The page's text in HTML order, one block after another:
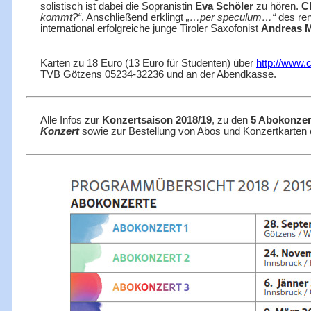
solistisch ist dabei die Sopranistin Eva Schöler zu hören.
kommt?“. Anschließend erklingt „…per speculum…“des
international erfolgreiche junge Tiroler Saxofonist Andreas
Karten zu 18 Euro (13 Euro für Studenten) über http://
TVB Götzens 05234-32236 und an der Abendkasse.
Alle Infos zur Konzertsaison 2018/19, zu den 5
Konzertsowie zur Bestellung von Abos und